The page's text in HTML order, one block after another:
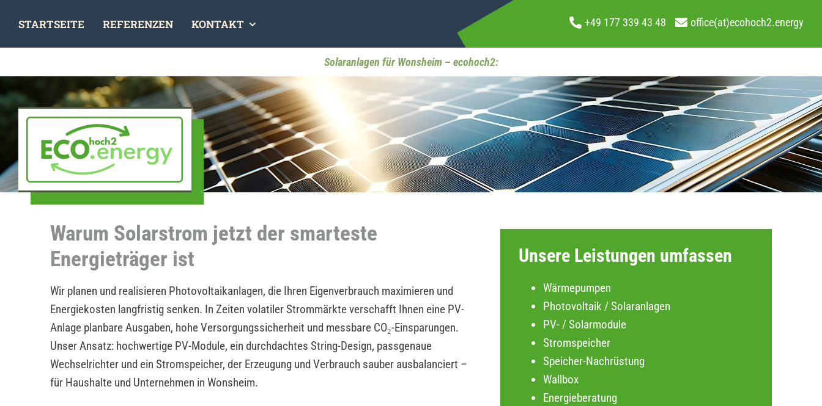
content
STARTSEITE REFERENZEN KONTAKT +49 177 339 43 48 office(at)ecohoch2.energy
Solaranlagen für Wonsheim – ecohoch2:
Warum Solarstrom jetzt der smarteste
Energieträger ist
Wir planen und realisieren Photovoltaikanlagen, die Ihren Eigenverbrauch maximieren und
Energiekosten langfristig senken. In Zeiten volatiler Strommärkte verschafft Ihnen eine PV-
Anlage planbare Ausgaben, hohe Versorgungssicherheit und messbare CO₂-Einsparungen.
Unser Ansatz: hochwertige PV-Module, ein durchdachtes String-Design, passgenaue
Wechselrichter und ein Stromspeicher, der Erzeugung und Verbrauch sauber ausbalanciert –
für Haushalte und Unternehmen in Wonsheim.
Unsere Leistungen umfassen
Wärmepumpen
Photovoltaik / Solaranlagen
PV- / Solarmodule
Stromspeicher
Speicher-Nachrüstung
Wallbox
Energieberatung